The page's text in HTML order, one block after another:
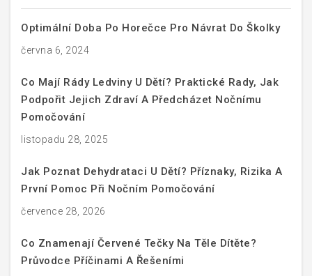
Optimální Doba Po Horečce Pro Návrat Do Školky
června 6, 2024
Co Mají Rády Ledviny U Dětí? Praktické Rady, Jak
Podpořit Jejich Zdraví A Předcházet Nočnímu
Pomočování
listopadu 28, 2025
Jak Poznat Dehydrataci U Dětí? Příznaky, Rizika A
První Pomoc Při Nočním Pomočování
července 28, 2026
Co Znamenají Červené Tečky Na Těle Dítěte?
Průvodce Příčinami A Řešeními